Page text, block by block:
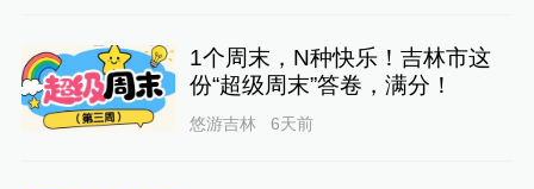
1个周末，N种快乐！吉林市这
份“超级周末”答卷，满分！
悠游吉林 6天前